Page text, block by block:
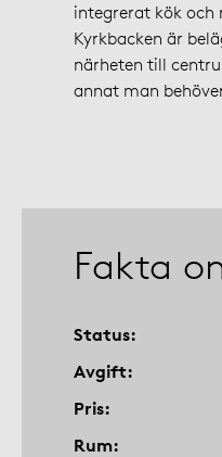
integrerat kök
Kyrkbacken är
närheten till
annat man
Fakta
Status
Avgift
Pris
Rum